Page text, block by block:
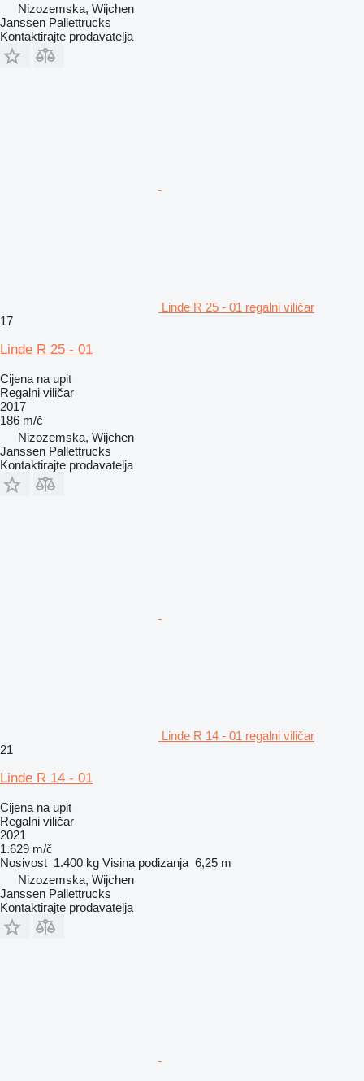
Nizozemska, Wijchen
Janssen Pallettrucks
Kontaktirajte prodavatelja
Linde R 25 - 01 regalni viličar
17
Linde R 25 - 01
Cijena na upit
Regalni viličar
2017
186 m/č
Nizozemska, Wijchen
Janssen Pallettrucks
Kontaktirajte prodavatelja
Linde R 14 - 01 regalni viličar
21
Linde R 14 - 01
Cijena na upit
Regalni viličar
2021
1.629 m/č
Nosivost 1.400 kg Visina podizanja 6,25 m
Nizozemska, Wijchen
Janssen Pallettrucks
Kontaktirajte prodavatelja